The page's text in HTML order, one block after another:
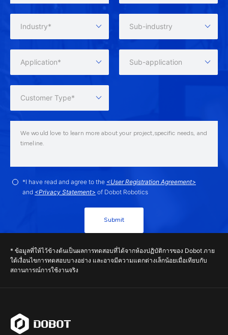
Industry* Sub-industry
Application* Sub-application
Customer Type*
*I have read and agree to the <User Registration Agreement>
and <Privacy Statement> of Dobot Robotics
Submit
* ข้อมูลที่ให้ไว้ข้างต้นเป็นผลการทดสอบที่ได้จากห้องปฏิบัติการของ Dobot ภาย
ใต้เงื่อนไขการทดสอบบางอย่าง และอาจมีความแตกต่างเล็กน้อยเมื่อเทียบกับ
สถานการณ์การใช้งานจริง